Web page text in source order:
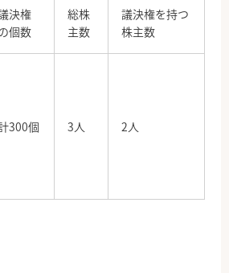
決権
個数
総株
主数
議決権を持つ
株主数
300個 3人 2人